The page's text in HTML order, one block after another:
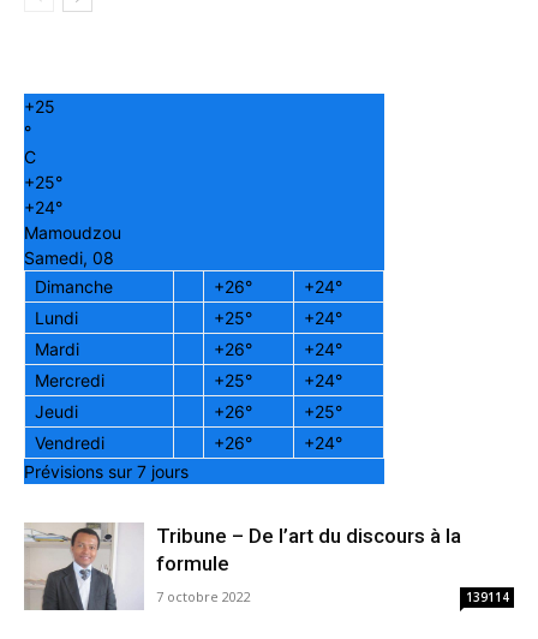
+25
°
C
+25°
+24°
Mamoudzou
Samedi, 08
Dimanche
+26° +24°
Lundi
+25° +24°
Mardi
+26° +24°
Mercredi
+25° +24°
Jeudi
+26° +25°
Vendredi
+26° +24°
Prévisions sur 7 jours
Tribune – De l’art du discours à la
formule
7 octobre 2022 139114